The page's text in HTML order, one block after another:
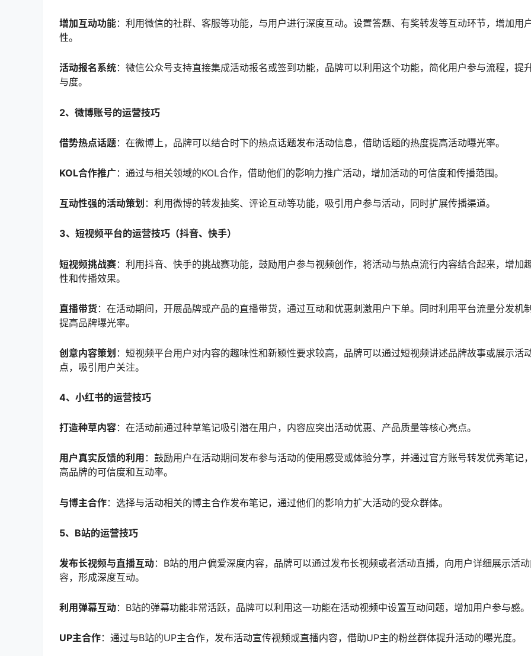
增加互动功能：利用微信的社群、客服等功能，与用户进行深度互动。设置答题、有奖转发等互动环节，增加用
性。
活动报名系统：微信公众号支持直接集成活动报名或签到功能，品牌可以利用这个功能，简化用户参与流程，提
与度。
2、微博账号的运营技巧
借势热点话题：在微博上，品牌可以结合时下的热点话题发布活动信息，借助话题的热度提高活动曝光率。
KOL合作推广：通过与相关领域的KOL合作，借助他们的影响力推广活动，增加活动的可信度和传播范围。
互动性强的活动策划 ：利用微博的转发抽奖、评论互动等功能，吸引用户参与活动，同时扩展传播渠道。
3、短视频平台的运营技巧（抖音、快手）
短视频挑战赛：利用抖音、快手的挑战赛功能，鼓励用户参与视频创作，将活动与热点流行内容结合起来，增加
性和传播效果。
直播带货：在活动期间，开展品牌或产品的直播带货，通过互动和优惠刺激用户下单。同时利用平台流量分发机制
提高品牌曝光率。
创意内容策划 ：短视频平台用户对内容的趣味性和新颖性要求较高，品牌可以通过短视频讲述品牌故事或展示活
点，吸引用户关注。
4、小红书的运营技巧
打造种草内容：在活动前通过种草笔记吸引潜在用户，内容应突出活动优惠、产品质量等核心亮点。
用户真实反馈的利用 ：鼓励用户在活动期间发布参与活动的使用感受或体验分享，并通过官方账号转发优秀笔记
高品牌的可信度和互动率。
与博主合作：选择与活动相关的博主合作发布笔记，通过他们的影响力扩大活动的受众群体。
5、B站的运营技巧
发布长视频与直播互动：B站的用户偏爱深度内容，品牌可以通过发布长视频或者活动直播，向用户详细展示活
容，形成深度互动。
利用弹幕互动：B站的弹幕功能非常活跃，品牌可以利用这一功能在活动视频中设置互动问题，增加用户参与感。
UP主合作：通过与B站的UP主合作，发布活动宣传视频或直播内容，借助UP主的粉丝群体提升活动的曝光度。